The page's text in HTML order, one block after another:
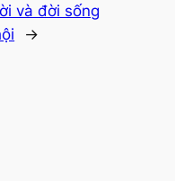
và đời sống
→